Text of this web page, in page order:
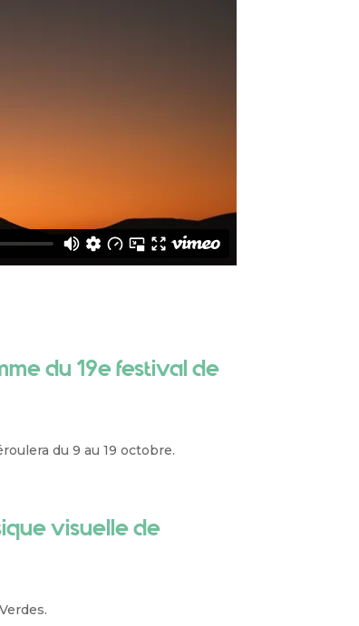
du 19e festival de
du 9 au 19 octobre.
visuelle de